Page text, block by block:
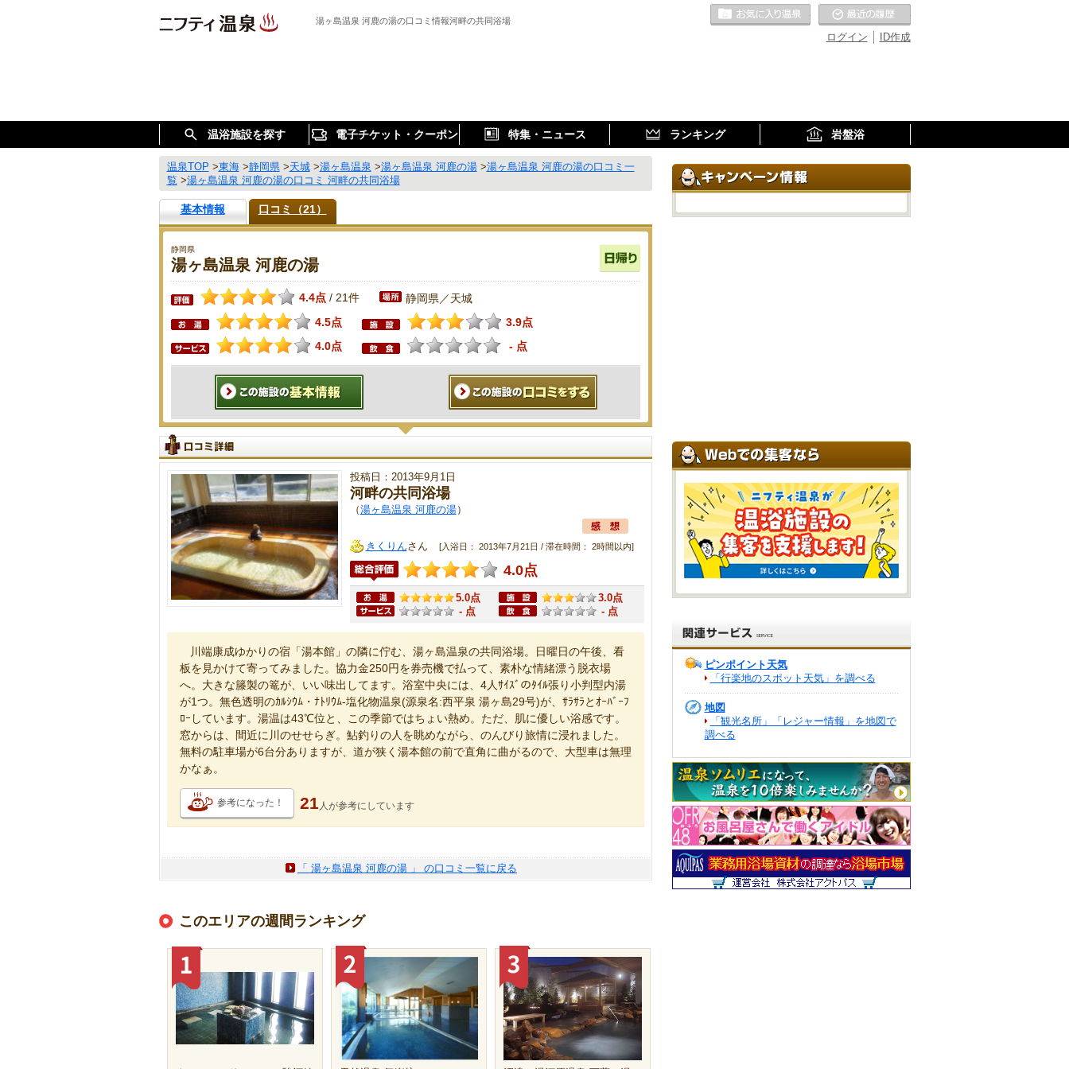
湯ヶ島温泉 河鹿の湯の口コミ情報河畔の共同浴場
ID作成
ログイン
お気に入りの温泉
温浴施設を探す 電子チケット・クーポン 特集・ニュース ランキング 岩盤浴
温泉TOP >東海>静岡県>天城>湯ヶ島温泉 >湯ヶ島温泉 河鹿の湯>湯ヶ島温泉 河鹿の湯の口コミ一
覧 >湯ヶ島温泉 河鹿の湯の口コミ 河畔の共同浴場
基本情報 口コミ（21）
静岡県
湯ヶ島温泉 河鹿の湯
4.4点 / 21件 静岡県／天城
4.5点
3.9点
4.0点
- 点
投稿日：2013年9月1日
河畔の共同浴場
（湯ヶ島温泉 河鹿の湯）
きくりんさん [入浴日： 2013年7月21日 / 滞在時間： 2時間以内]
4.0点
5.0点
3.0点
- 点
- 点
川端康成ゆかりの宿「湯本館」の隣に佇む、湯ヶ島温泉の共同浴場。日曜日の午後、看
板を見かけて寄ってみました。協力金250円を券売機で払って、素朴な情緒漂う脱衣場
へ。大きな籐製の篭が、いい味出してます。浴室中央には、4人ｻｲｽﾞのﾀｲﾙ張り小判型内湯
が1つ。無色透明のｶﾙｼｳﾑ・ﾅﾄﾘｳﾑ-塩化物温泉(源泉名:西平泉 湯ヶ島29号)が、ｻﾗｻﾗとｵｰﾊﾞｰﾌ
ﾛｰしています。湯温は43℃位と、この季節ではちょい熱め。ただ、肌に優しい浴感です。
窓からは、間近に川のせせらぎ。鮎釣りの人を眺めながら、のんびり旅情に浸れました。
無料の駐車場が6台分ありますが、道が狭く湯本館の前で直角に曲がるので、大型車は無理
かなぁ。
参考になった！ 21 人が参考にしています
「 湯ヶ島温泉 河鹿の湯 」 の口コミ一覧に戻る
このエリアの週間ランキング
ピンポイント天気
「行楽地のスポット天気」を調べる
地図
「観光名所」「レジャー情報」を地図で
調べる